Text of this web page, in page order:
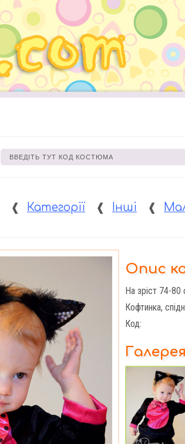
❰ Категорії ❰ Інші ❰
Опис
На зріст 74-
Кофтинка,
Код:
Галерея